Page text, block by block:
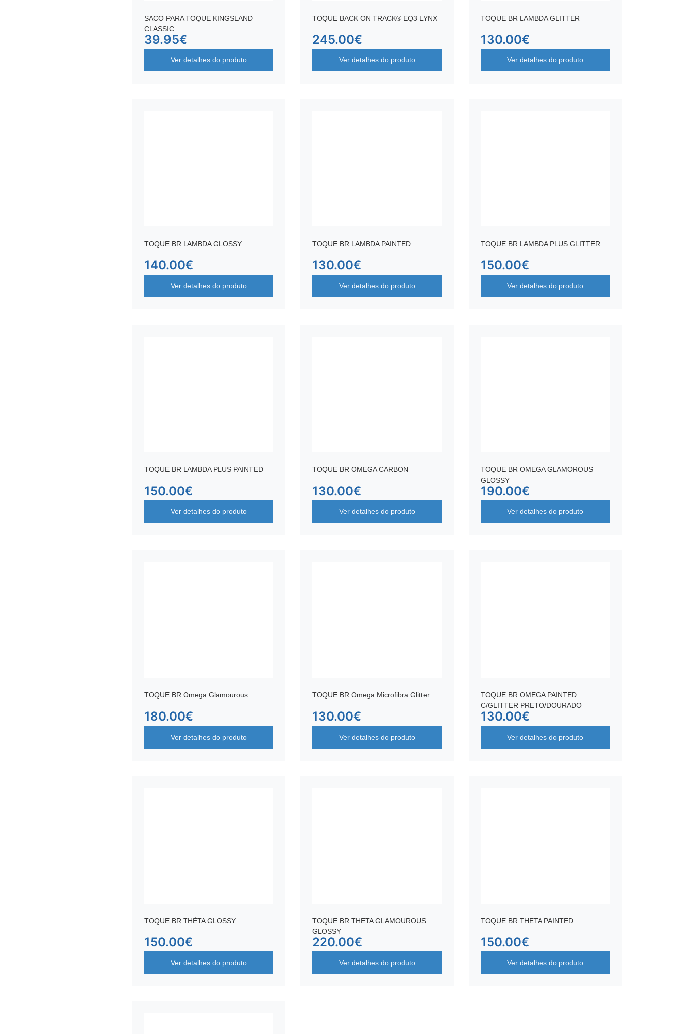
SACO PARA TOQUE KINGSLAND
CLASSIC
39.95€
Ver detalhes do produto
TOQUE BACK ON TRACK® EQ3 LYNX
245.00€
Ver detalhes do produto
TOQUE BR LAMBDA GLITTER
130.00€
Ver detalhes do produto
TOQUE BR LAMBDA GLOSSY
140.00€
Ver detalhes do produto
TOQUE BR LAMBDA PAINTED
130.00€
Ver detalhes do produto
TOQUE BR LAMBDA PLUS GLITTER
150.00€
Ver detalhes do produto
TOQUE BR LAMBDA PLUS PAINTED
150.00€
Ver detalhes do produto
TOQUE BR OMEGA CARBON
130.00€
Ver detalhes do produto
TOQUE BR OMEGA GLAMOROUS
GLOSSY
190.00€
Ver detalhes do produto
TOQUE BR Omega Glamourous
180.00€
Ver detalhes do produto
TOQUE BR Omega Microfibra Glitter
130.00€
Ver detalhes do produto
TOQUE BR OMEGA PAINTED
C/GLITTER PRETO/DOURADO
130.00€
Ver detalhes do produto
TOQUE BR THÈTA GLOSSY
150.00€
Ver detalhes do produto
TOQUE BR THETA GLAMOUROUS
GLOSSY
220.00€
Ver detalhes do produto
TOQUE BR THETA PAINTED
150.00€
Ver detalhes do produto